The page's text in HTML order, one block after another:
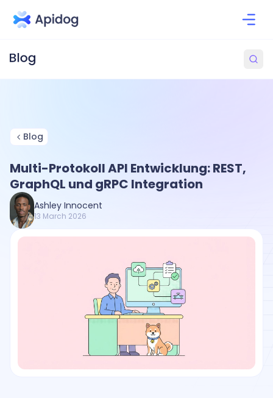
Blog
Multi-Protokoll API Entwicklung: REST,
GraphQL und gRPC Integration
Ashley Innocent
13 March 2026